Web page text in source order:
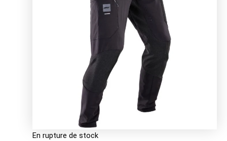
En rupture de stock